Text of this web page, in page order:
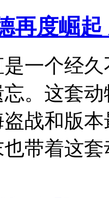
再度崛
一个经
。这套
盗战和版
带着这